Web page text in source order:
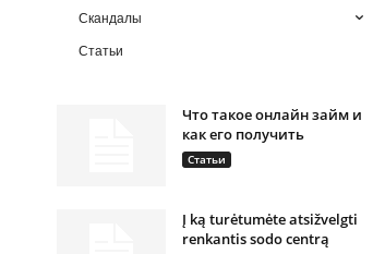
Скандалы
Статьи
Что такое онлайн займ и
как его получить
Статьи
Į ką turėtumėte atsižvelgti
renkantis sodo centrą